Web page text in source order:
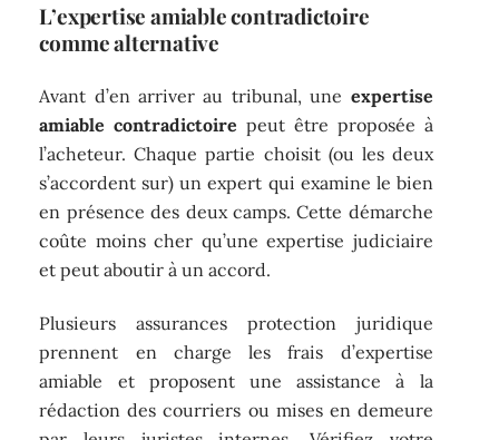
L’expertise amiable contradictoire
comme alternative
Avant d’en arriver au tribunal, une expertise
amiable contradictoire peut être proposée à
l’acheteur. Chaque partie choisit (ou les deux
s’accordent sur) un expert qui examine le bien
en présence des deux camps. Cette démarche
coûte moins cher qu’une expertise judiciaire
et peut aboutir à un accord.
Plusieurs assurances protection juridique
prennent en charge les frais d’expertise
amiable et proposent une assistance à la
rédaction des courriers ou mises en demeure